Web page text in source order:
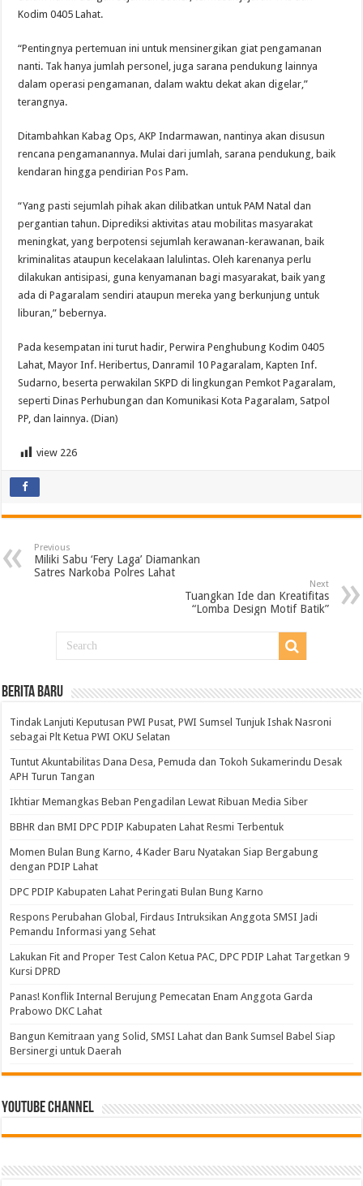
Kodim 0405 Lahat.
“Pentingnya pertemuan ini untuk mensinergikan giat pengamanan
nanti. Tak hanya jumlah personel, juga sarana pendukung lainnya
dalam operasi pengamanan, dalam waktu dekat akan digelar,”
terangnya.
Ditambahkan Kabag Ops, AKP Indarmawan, nantinya akan disusun
rencana pengamanannya. Mulai dari jumlah, sarana pendukung, baik
kendaran hingga pendirian Pos Pam.
“Yang pasti sejumlah pihak akan dilibatkan untuk PAM Natal dan
pergantian tahun. Diprediksi aktivitas atau mobilitas masyarakat
meningkat, yang berpotensi sejumlah kerawanan-kerawanan, baik
kriminalitas ataupun kecelakaan lalulintas. Oleh karenanya perlu
dilakukan antisipasi, guna kenyamanan bagi masyarakat, baik yang
ada di Pagaralam sendiri ataupun mereka yang berkunjung untuk
liburan,” bebernya.
Pada kesempatan ini turut hadir, Perwira Penghubung Kodim 0405
Lahat, Mayor Inf. Heribertus, Danramil 10 Pagaralam, Kapten Inf.
Sudarno, beserta perwakilan SKPD di lingkungan Pemkot Pagaralam,
seperti Dinas Perhubungan dan Komunikasi Kota Pagaralam, Satpol
PP, dan lainnya. (Dian)
view 226
Previous
Miliki Sabu ‘Fery Laga’ Diamankan
Satres Narkoba Polres Lahat
Next
‎Tuangkan Ide dan Kreatifitas
“Lomba Design Motif Batik”
BERITA BARU
Tindak Lanjuti Keputusan PWI Pusat, PWI Sumsel Tunjuk Ishak Nasroni
sebagai Plt Ketua PWI OKU Selatan
Tuntut Akuntabilitas Dana Desa, Pemuda dan Tokoh Sukamerindu Desak
APH Turun Tangan
Ikhtiar Memangkas Beban Pengadilan Lewat Ribuan Media Siber
BBHR dan BMI DPC PDIP Kabupaten Lahat Resmi Terbentuk
Momen Bulan Bung Karno, 4 Kader Baru Nyatakan Siap Bergabung
dengan PDIP Lahat
DPC PDIP Kabupaten Lahat Peringati Bulan Bung Karno
Respons Perubahan Global, Firdaus Intruksikan Anggota SMSI Jadi
Pemandu Informasi yang Sehat
Lakukan Fit and Proper Test Calon Ketua PAC, DPC PDIP Lahat Targetkan 9
Kursi DPRD
Panas! Konflik Internal Berujung Pemecatan Enam Anggota Garda
Prabowo DKC Lahat
Bangun Kemitraan yang Solid, SMSI Lahat dan Bank Sumsel Babel Siap
Bersinergi untuk Daerah
Youtube Channel